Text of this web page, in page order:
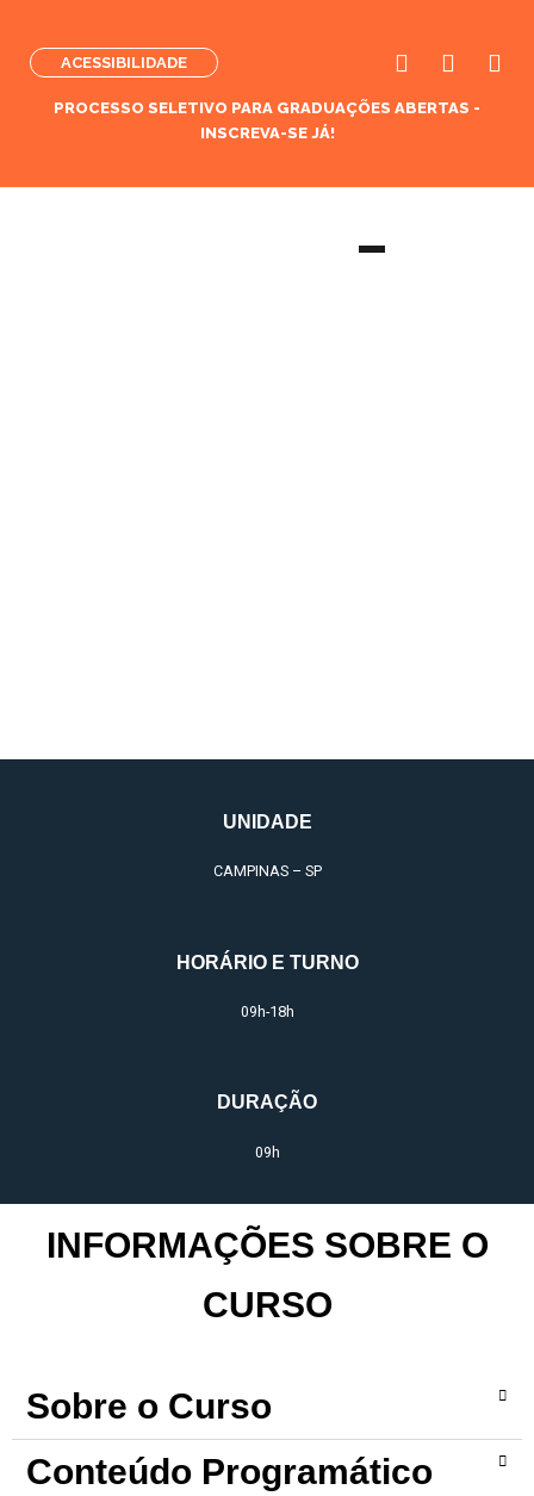
ACESSIBILIDADE
PROCESSO SELETIVO PARA GRADUAÇÕES ABERTAS -
INSCREVA-SE JÁ!
UNIDADE
CAMPINAS – SP
HORÁRIO E TURNO
09h-18h
DURAÇÃO
09h
INFORMAÇÕES SOBRE O
CURSO
Sobre o Curso
Conteúdo Programático